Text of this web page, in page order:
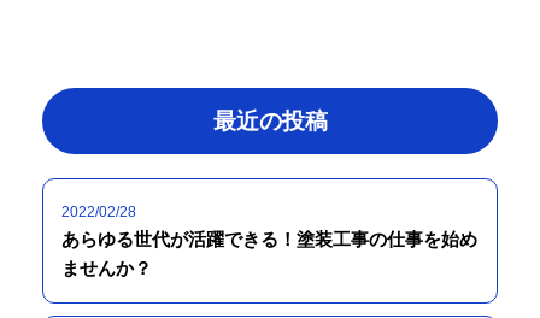
最近の投稿
2022/02/28
あらゆる世代が活躍できる！塗装工事の仕事を始め
ませんか？